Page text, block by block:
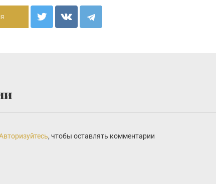
, чтобы оставлять комментарии